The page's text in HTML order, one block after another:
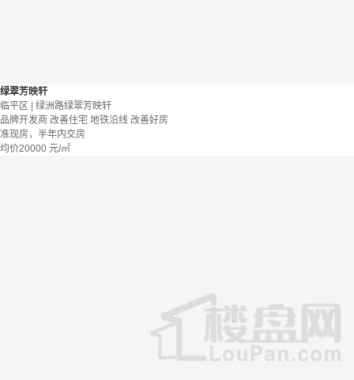
绿翠芳映轩
临平区 | 绿洲路绿翠芳映轩
品牌开发商 改善住宅 地铁沿线 改善好房
准现房，半年内交房
均价20000 元/㎡